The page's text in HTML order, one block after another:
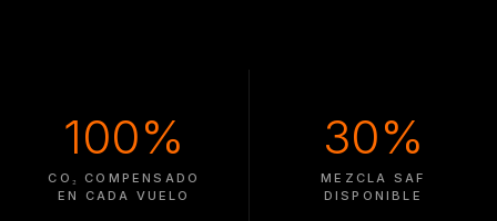
100%
CO₂ COMPENSADO
EN CADA VUELO
30%
MEZCLA SAF
DISPONIBLE